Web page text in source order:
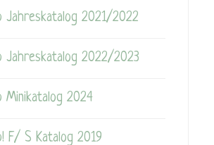
Jahreskatalog 2021/2022
Jahreskatalog 2022/2023
Minikatalog 2024
F/ S Katalog 2019